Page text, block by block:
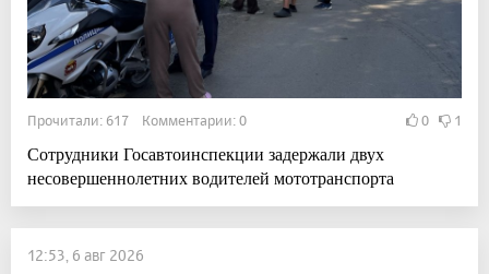
Прочитали: 617 Комментарии: 0 0 1
Сотрудники Госавтоинспекции задержали двух
несовершеннолетних водителей мототранспорта
12:53, 6 авг 2026